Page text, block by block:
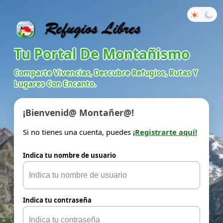
Tu Portal De Montañismo
Comparte Vivencias, Descubre Refugios, Rutas Y
Lugares Con Encanto.
¡Bienvenid@ Montañer@!
Si no tienes una cuenta, puedes ¡Registrarte aquí!
Indica tu nombre de usuario
Indica tu contraseña